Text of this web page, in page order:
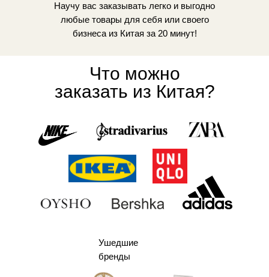
Научу вас заказывать легко и выгодно
любые товары для себя или своего
бизнеса из Китая за 20 минут!
Что можно
заказать из Китая?
Ушедшие
бренды